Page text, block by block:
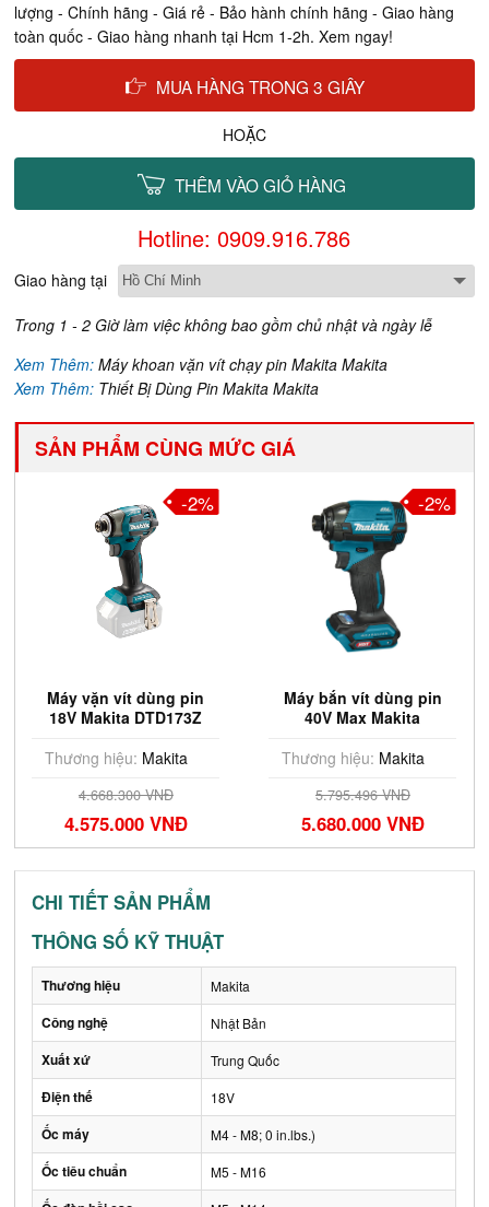
lượng - Chính hãng - Giá rẻ - Bảo hành chính hãng - Giao hàng
toàn quốc - Giao hàng nhanh tại Hcm 1-2h. Xem ngay!
MUA HÀNG TRONG 3 GIÂY
HOẶC
THÊM VÀO GIỎ HÀNG
Hotline: 0909.916.786
Giao hàng tại
Trong 1 - 2 Giờ làm việc không bao gồm chủ nhật và ngày lễ
Xem Thêm:Máy khoan vặn vít chạy pin Makita Makita
Xem Thêm: Thiết Bị Dùng Pin Makita Makita
SẢN PHẨM CÙNG MỨC GIÁ
Máy vặn vít dùng pin
18V Makita DTD173Z
Thương hiệu: Makita
4.668.300 VNĐ
4.575.000 VNĐ
-2%
Máy bắn vít dùng pin
40V Max Makita
sạc)
Thương hiệu: Makita
5.795.496 VNĐ
5.680.000 VNĐ
-2%
CHI TIẾT SẢN PHẨM
THÔNG SỐ KỸ THUẬT
Thương hiệu Makita
Công nghệ Nhật Bản
Xuất xứ Trung Quốc
Điện thế 18V
Ốc máy M4 - M8; 0 in.lbs.)
Ốc tiêu chuẩn M5 - M16